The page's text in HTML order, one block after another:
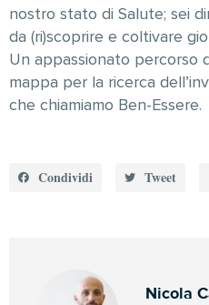
nostro stato di Salute; sei
da (ri)scoprire e coltivare
Un appassionato percorso
mappa per la ricerca
che chiamiamo Ben-Essere.
Condividi Tweet
Nicola